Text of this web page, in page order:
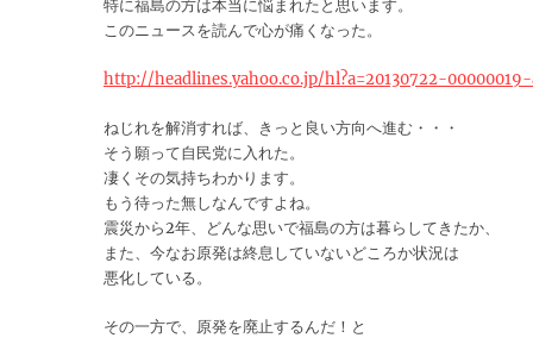
特に福島の方は本当に悩まれたと思います。
このニュースを読んで心が痛くなった。
http://headlines.yahoo.co.jp/hl?a=20130722-
ねじれを解消すれば、きっと良い方向へ進む・・・
そう願って自民党に入れた。
凄くその気持ちわかります。
もう待った無しなんですよね。
震災から2年、どんな思いで福島の方は暮らしてきたか、
また、今なお原発は終息していないどころか状況は
悪化している。
その一方で、原発を廃止するんだ！と